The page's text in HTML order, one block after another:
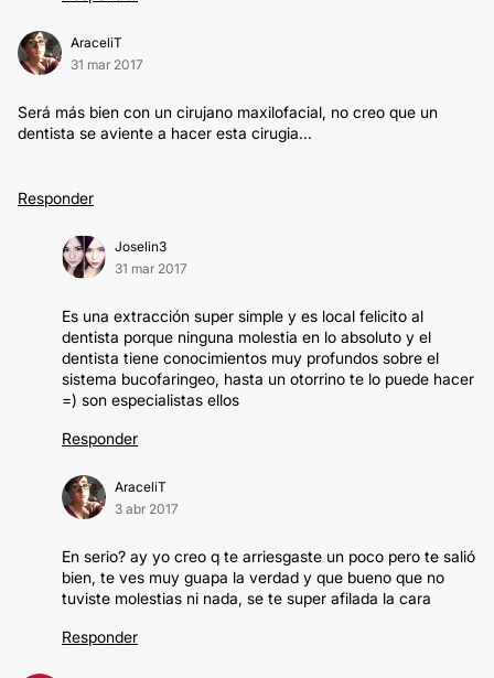
AraceliT
31 mar 2017
Será más bien con un cirujano maxilofacial, no creo que un
dentista se aviente a hacer esta cirugia...
Responder
Joselin3
31 mar 2017
Es una extracción super simple y es local felicito al
dentista porque ninguna molestia en lo absoluto y el
dentista tiene conocimientos muy profundos sobre el
sistema bucofaringeo, hasta un otorrino te lo puede hacer
=) son especialistas ellos
Responder
AraceliT
3 abr 2017
En serio? ay yo creo q te arriesgaste un poco pero te salió
bien, te ves muy guapa la verdad y que bueno que no
tuviste molestias ni nada, se te super afilada la cara
Responder